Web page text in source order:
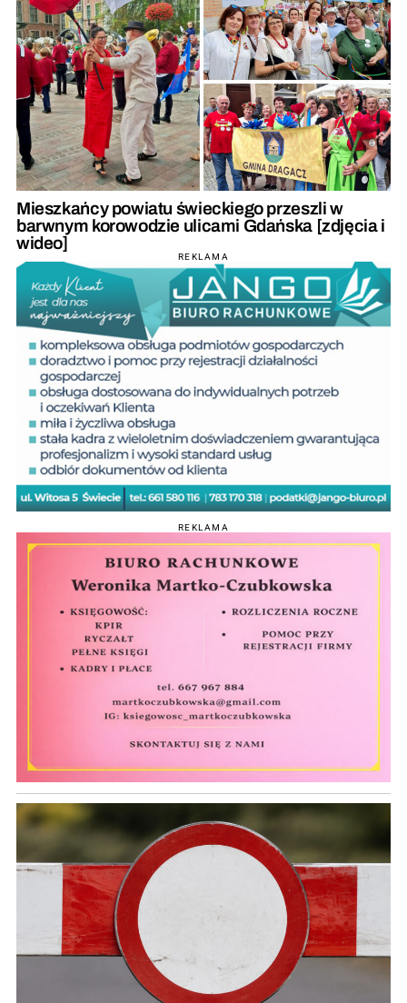
Mieszkańcy powiatu świeckiego przeszli w
barwnym korowodzie ulicami Gdańska [zdjęcia i
wideo]
REKLAMA
REKLAMA